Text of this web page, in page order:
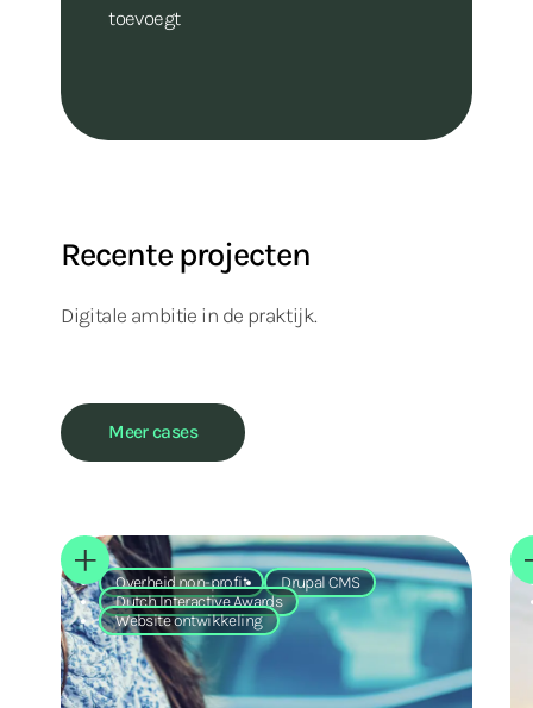
toevoegt
Recente projecten
Digitale ambitie in de praktijk.
Meer cases
Overheid non-profit
Drupal CMS
Dutch Interactive Awards
Website ontwikkeling